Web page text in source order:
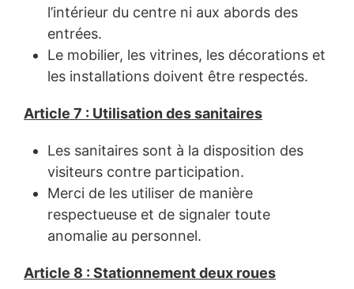
l’intérieur du centre ni aux abords des
entrées.
Le mobilier, les vitrines, les décorations et
les installations doivent être respectés.
Article 7 : Utilisation des sanitaires
Les sanitaires sont à la disposition des
visiteurs contre participation.
Merci de les utiliser de manière
respectueuse et de signaler toute
anomalie au personnel.
Article 8 : Stationnement deux roues